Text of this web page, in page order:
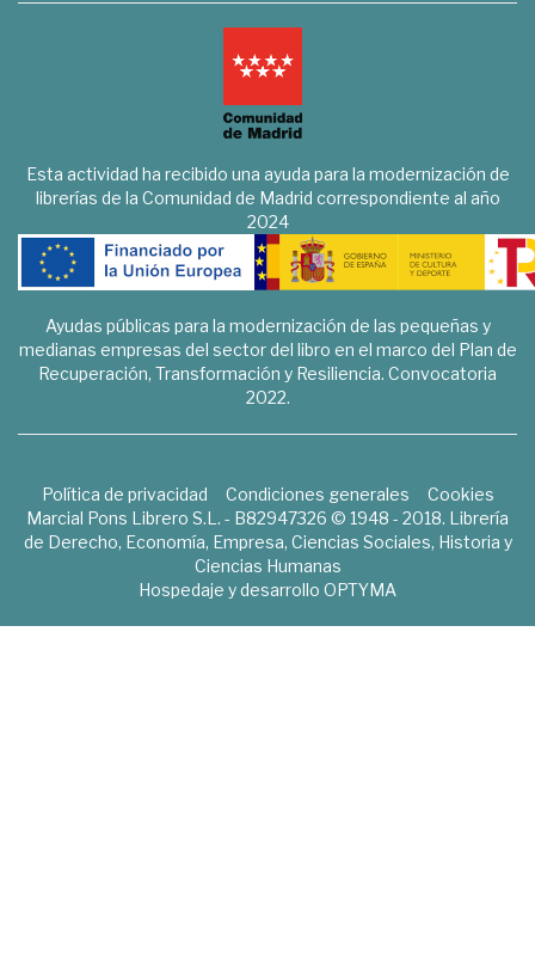
Esta actividad ha recibido una ayuda para la modernización de
librerías de la Comunidad de Madrid correspondiente al año
2024
Ayudas públicas para la modernización de las pequeñas y
medianas empresas del sector del libro en el marco del Plan de
Recuperación, Transformación y Resiliencia. Convocatoria
2022.
Política de privacidad Condiciones generales
Cookies
Marcial Pons Librero S.L. - B82947326 © 1948 - 2018. Librería
de Derecho, Economía, Empresa, Ciencias Sociales, Historia y
Ciencias Humanas
Hospedaje y desarrollo OPTYMA